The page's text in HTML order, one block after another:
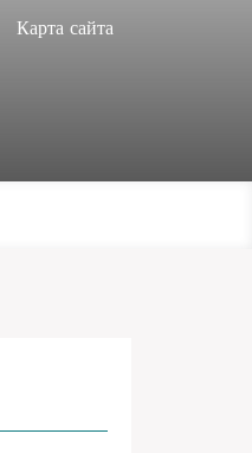
Карта сайта